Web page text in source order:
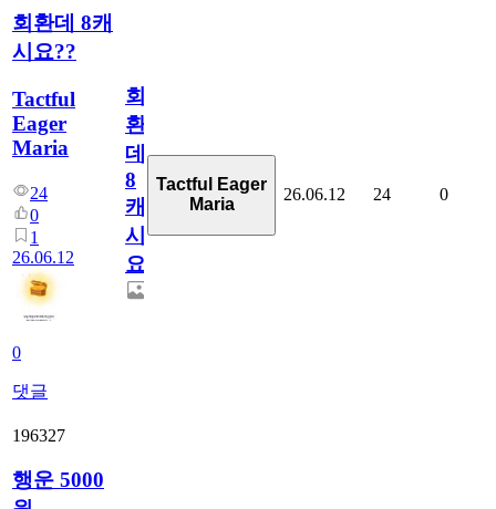
회환데 8캐
시요??
Tactful
Eager
Maria
24
0
1
26.06.12
0
댓글
회
환
데
8
캐
시
요??
Tactful Eager
Maria
26.06.12 24 0
196327
행운 5000